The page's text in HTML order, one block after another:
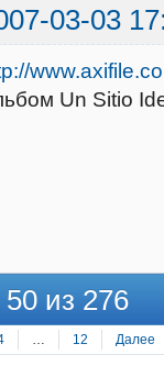
03-03
Un Sitio
из 276
… 12 Далее